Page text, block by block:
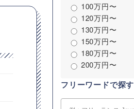
100万円〜
120万円〜
130万円〜
150万円〜
180万円〜
200万円〜
フリーワードで探す